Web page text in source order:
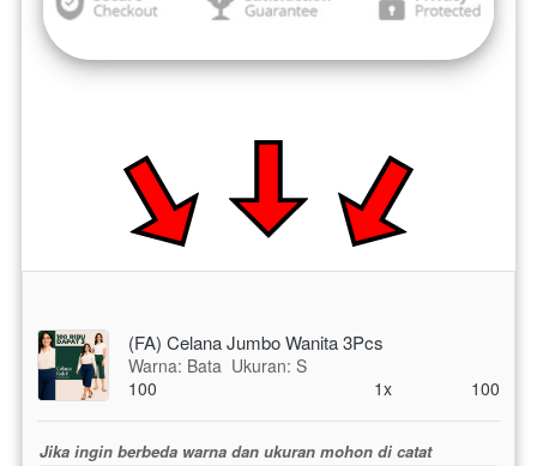
(FA) Celana Jumbo Wanita 3Pcs
Warna: Bata Ukuran: S
100
1x 100
Jika ingin berbeda warna dan ukuran mohon di catat